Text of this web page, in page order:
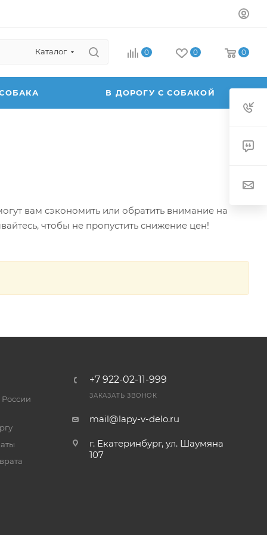
Каталог 0 0 0
В ДОРОГУ С СОБАКОЙ
вам сэкономить или обратить внимание на
чтобы не пропустить снижение цен!
России
+7 922-02-11-999
ЗАКАЗАТЬ ЗВОНОК
mail@lapy-v-delo.ru
г. Екатеринбург, ул. Шаумяна
107